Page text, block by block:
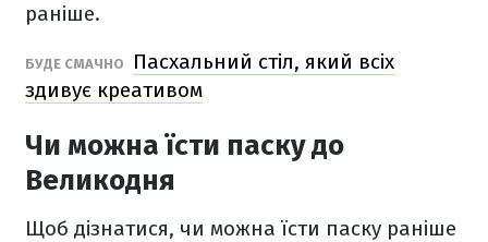
раніше.
БУДЕ СМАЧНО
Пасхальний стіл, який всіх
здивує креативом
Чи можна їсти паску до
Великодня
Щоб дізнатися, чи можна їсти паску раніше